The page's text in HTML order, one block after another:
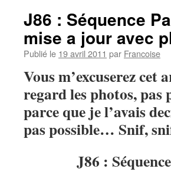
J86 : Séquence
mise a jour avec
Publié le 19 avril 2011 par Francoise
Vous m’excuserez
regard les photos,
parce que je l’avais
pas possible… Snif,
J86 :